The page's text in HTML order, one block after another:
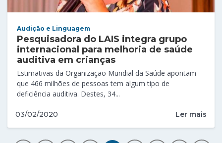
Audição e Linguagem
Pesquisadora do LAIS integra grupo
internacional para melhoria de saúde
auditiva em crianças
Estimativas da Organização Mundial da Saúde apontam
que 466 milhões de pessoas tem algum tipo de
deficiência auditiva. Destes, 34...
03/02/2020 Ler mais